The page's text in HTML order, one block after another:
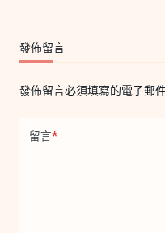
發佈留言
發佈留言必須填寫的電子郵
留言*